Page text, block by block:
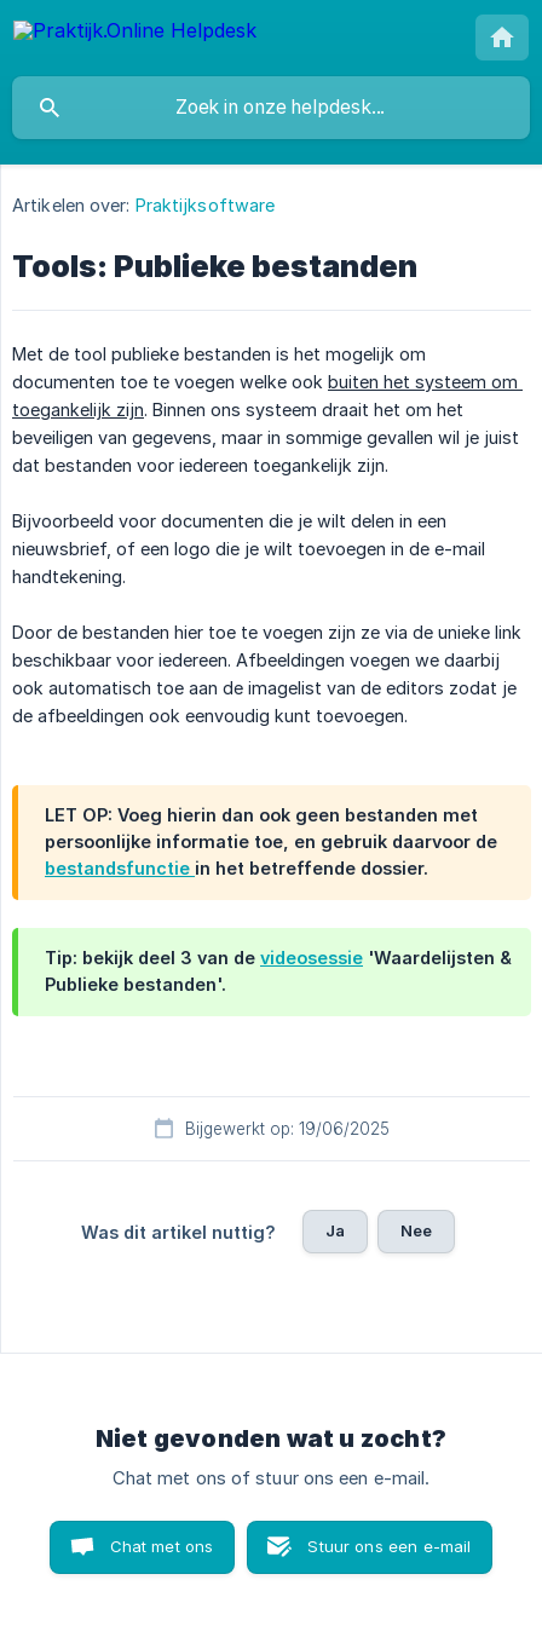
Artikelen over: Praktijksoftware
Tools: Publieke bestanden
Met de tool publieke bestanden is het mogelijk om
documenten toe te voegen welke ook buiten het systeem om
toegankelijk zijn. Binnen ons systeem draait het om het
beveiligen van gegevens, maar in sommige gevallen wil je juist
dat bestanden voor iedereen toegankelijk zijn.
Bijvoorbeeld voor documenten die je wilt delen in een
nieuwsbrief, of een logo die je wilt toevoegen in de e-mail
handtekening.
Door de bestanden hier toe te voegen zijn ze via de unieke link
beschikbaar voor iedereen. Afbeeldingen voegen we daarbij
ook automatisch toe aan de imagelist van de editors zodat je
de afbeeldingen ook eenvoudig kunt toevoegen.
LET OP: Voeg hierin dan ook geen bestanden met
persoonlijke informatie toe, en gebruik daarvoor de
bestandsfunctie in het betreffende dossier.
Tip: bekijk deel 3 van de videosessie 'Waardelijsten &
Publieke bestanden'.
Bijgewerkt op: 19/06/2025
Was dit artikel nuttig? Ja Nee
Niet gevonden wat u zocht?
Chat met ons of stuur ons een e-mail.
Chat met ons Stuur ons een e-mail